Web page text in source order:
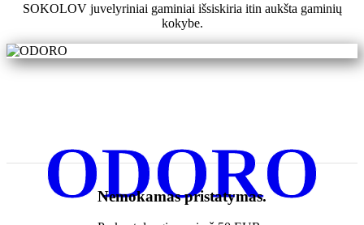
SOKOLOV juvelyriniai gaminiai išsiskiria itin aukšta gaminių
kokybe.
ODORO
Nemokamas pristatymas.